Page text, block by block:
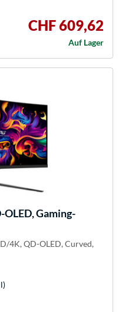
CHF 609,62
Auf Lager
OLED, Gaming-
4K, QD-OLED, Curved,